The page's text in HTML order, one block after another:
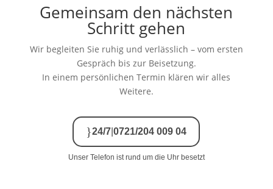
Gemeinsam den nächsten
Schritt gehen
Wir begleiten Sie ruhig und verlässlich – vom ersten
Gespräch bis zur Beisetzung.
In einem persönlichen Termin klären wir alles
Weitere.
}24/7 |0721/204 009 04
Unser Telefon ist rund um die Uhr besetzt